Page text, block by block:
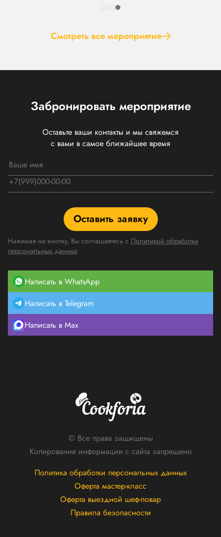
Смотреть все мероприятия
Забронировать мероприятие
Оставьте ваши контакты и мы свяжемся
с вами в самое ближайшее время
Оставить заявку
Нажимая на кнопку, Вы соглашаетесь с Политикой обработки
персональных данных
Написать в WhatsApp
Написать в Telegram
Написать в Max
© Все права защищены
Копирование информации с сайта запрещено
Политика обработки персональных данных
Оферта мастер-класс
Оферта выездной шеф-повар
Правила безопасности